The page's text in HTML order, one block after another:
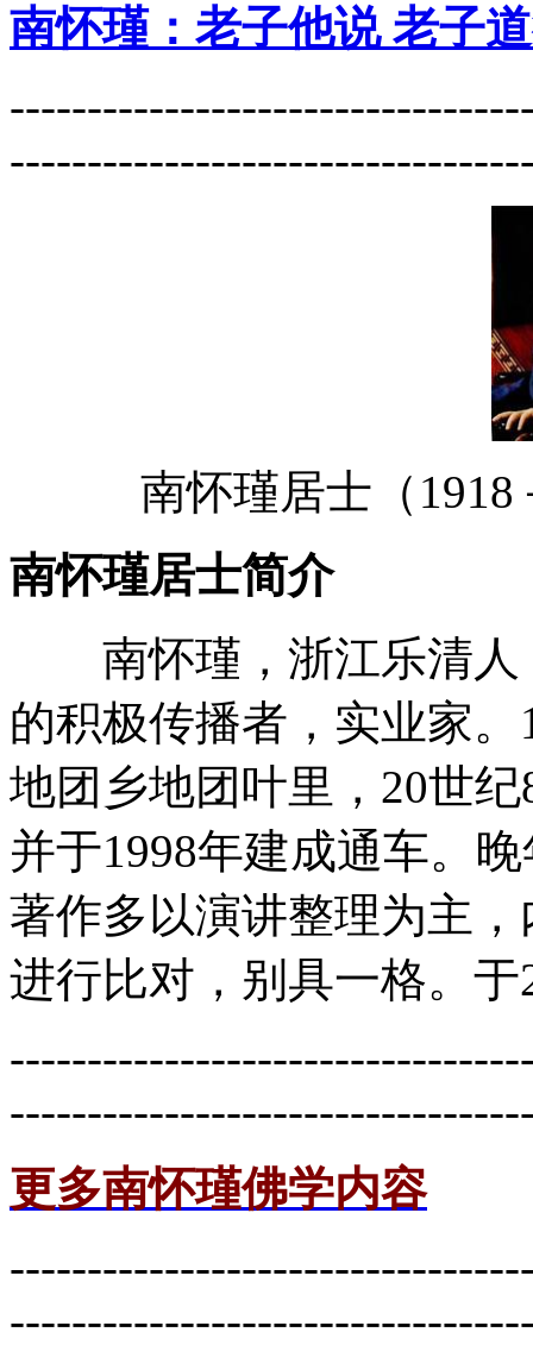
南怀瑾：老子他说 老子
南怀瑾居士（
南怀瑾居士简介
南怀瑾，浙江乐清人
的积极传播者，实业家
地团乡地团叶里，20世
并于1998年建成通车。
著作多以演讲整理为主
进行比对，别具一格。
更多南怀瑾佛学内容